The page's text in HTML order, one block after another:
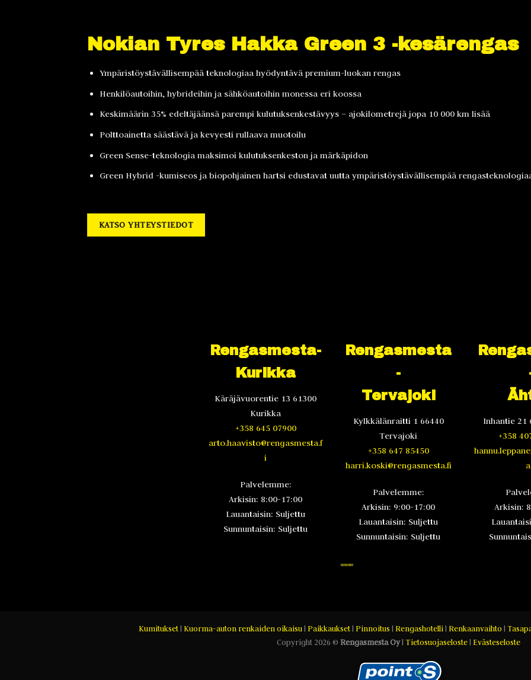
Nokian Tyres Hakka Green 3 -kesärengas
Ympäristöystävällisempää teknologiaa hyödyntävä premium-luokan rengas
Henkilöautoihin, hybrideihin ja sähköautoihin monessa eri koossa
Keskimäärin 35% edeltäjäänsä parempi kulutuksenkestävyys – ajokilometrejä jopa 10 000 km lisää
Polttoainetta säästävä ja kevyesti rullaava muotoilu
Green Sense-teknologia maksimoi kulutuksenkeston ja märkäpidon
Green Hybrid -kumiseos ja biopohjainen hartsi edustavat uutta ympäristöystävällisempää
KATSO YHTEYSTIEDOT
Rengasmesta-
Kurikka
Käräjävuorentie 13 61300
Kurikka
+358 645 07900
arto.haavisto@rengasmesta.f
i
Palvelemme:
Arkisin: 8:00-17:00
Lauantaisin: Suljettu
Sunnuntaisin: Suljettu
Rengasmesta
-
Tervajoki
Kylkkälänraitti 1 66440
Tervajoki
+358 647 85450
harri.koski@rengasmesta.fi
Palvelemme:
Arkisin: 9:00-17:00
Lauantaisin: Suljettu
Sunnuntaisin: Suljettu
Inhantie 21
+358
Arkisin:
Kumitukset| Kuorma-auton renkaiden oikaisu| Paikkaukset| Pinnoitus | Rengashotelli| Renkaanvaihto |
Copyright 2026 © Rengasmesta Oy| Tietosuojaseloste| Evästeseloste